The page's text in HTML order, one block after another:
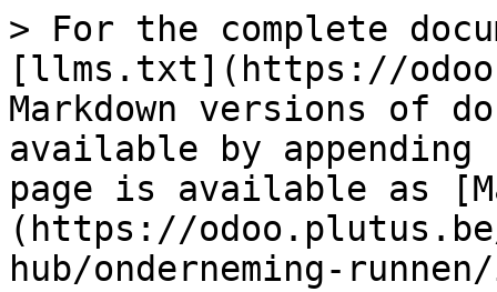
> For the complete
[llms.txt](https://
Markdown versions of
available by
page is available as
(https://
hub/onderneming-